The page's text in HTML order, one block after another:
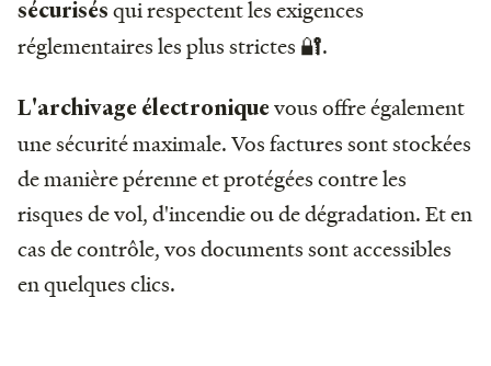
sécurisés qui respectent les exigences
réglementaires les plus strictes 🔐.
L'archivage électroniquevous offre également
une sécurité maximale. Vos factures sont stockées
de manière pérenne et protégées contre les
risques de vol, d'incendie ou de dégradation. Et en
cas de contrôle, vos documents sont accessibles
en quelques clics.